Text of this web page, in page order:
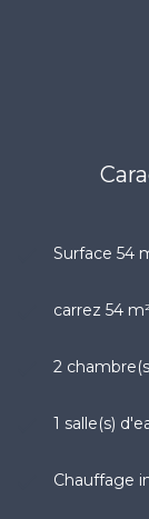
Surface 54
carrez 54 m²
2
1 salle(s)
Chauffage